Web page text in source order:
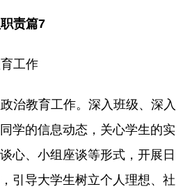
责篇7
工作
治教育工作。深入班级、深入
学的信息动态，关心学生的实
心、小组座谈等形式，开展日
引导大学生树立个人理想、社